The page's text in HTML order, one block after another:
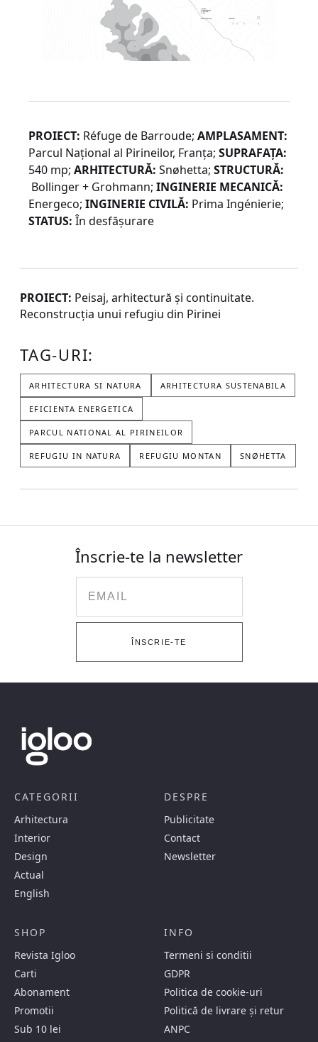
PROIECT: Réfuge de Barroude; AMPLASAMENT:
Parcul Național al Pirineilor, Franța; SUPRAFAȚA:
540 mp; ARHITECTURĂ: Snøhetta; STRUCTURĂ:
Bollinger + Grohmann; INGINERIE MECANICĂ:
Energeco; INGINERIE CIVILĂ: Prima Ingénierie;
STATUS: În desfășurare
PROIECT: Peisaj, arhitectură și continuitate.
Reconstrucția unui refugiu din Pirinei
TAG-URI:
ARHITECTURA SI NATURA ARHITECTURA SUSTENABILA
EFICIENTA ENERGETICA
PARCUL NATIONAL AL PIRINEILOR
REFUGIU IN NATURA REFUGIU MONTAN SNØHETTA
Înscrie-te la newsletter
ÎNSCRIE-TE
CATEGORII
Arhitectura
Interior
Design
Actual
English
DESPRE
Publicitate
Contact
Newsletter
SHOP
Revista Igloo
Carti
Abonament
Promotii
Sub 10 lei
INFO
Termeni si conditii
GDPR
Politica de cookie-uri
Politică de livrare și retur
ANPC